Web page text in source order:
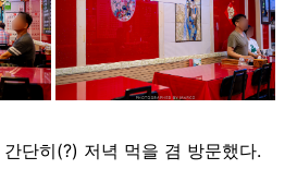
단히(?) 저녁 먹을 겸 방문했다.